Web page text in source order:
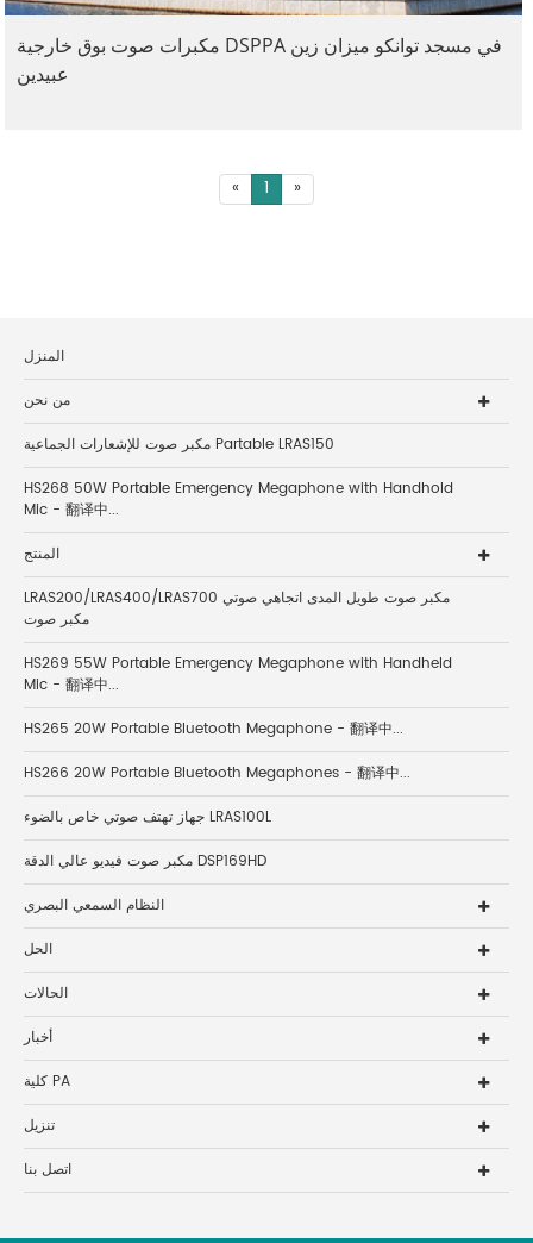
مكبرات صوت بوق خارجية DSPPA في مسجد توانكو ميزان زين
عبيدين
« 1 »
المنزل
من نحن
مكبر صوت للإشعارات الجماعية Partable LRAS150
HS268 50W Portable Emergency Megaphone with Handhold
Mic - 翻译中...
المنتج
LRAS200/LRAS400/LRAS700 مكبر صوت طويل المدى اتجاهي صوتي
مكبر صوت
HS269 55W Portable Emergency Megaphone with Handheld
Mic - 翻译中...
HS265 20W Portable Bluetooth Megaphone - 翻译中...
HS266 20W Portable Bluetooth Megaphones - 翻译中...
جهاز تهتف صوتي خاص بالضوء LRAS100L
مكبر صوت فيديو عالي الدقة DSP169HD
النظام السمعي البصري
الحل
الحالات
أخبار
كلية PA
تنزيل
اتصل بنا